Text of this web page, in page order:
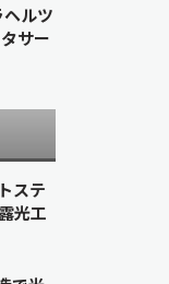
ルツ
サー
ステ
光工